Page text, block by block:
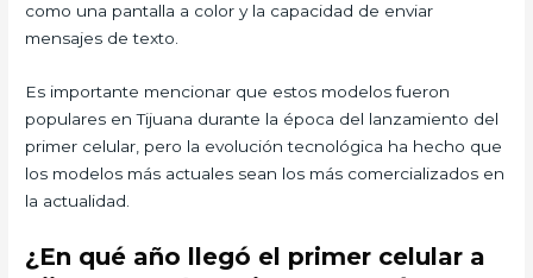
como una pantalla a color y la capacidad de enviar
mensajes de texto.
Es importante mencionar que estos modelos fueron
populares en Tijuana durante la época del lanzamiento del
primer celular, pero la evolución tecnológica ha hecho que
los modelos más actuales sean los más comercializados en
la actualidad.
¿En qué año llegó el primer celular a